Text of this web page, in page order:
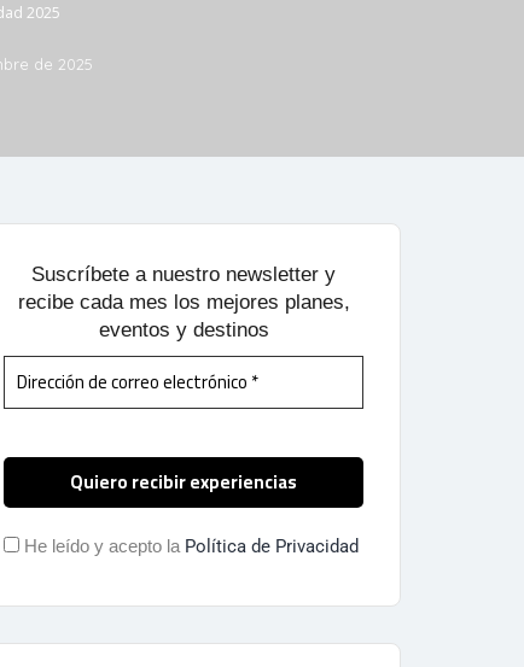
2025
de 2025
Suscríbete a nuestro newsletter y
recibe cada mes los mejores planes,
eventos y destinos
He leído y acepto la Política de Privacidad